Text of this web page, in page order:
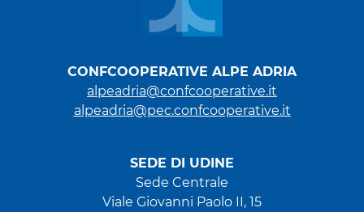
CONFCOOPERATIVE ALPE ADRIA
alpeadria@confcooperative.it
alpeadria@pec.confcooperative.it
SEDE DI UDINE
Sede Centrale
Viale Giovanni Paolo II, 15